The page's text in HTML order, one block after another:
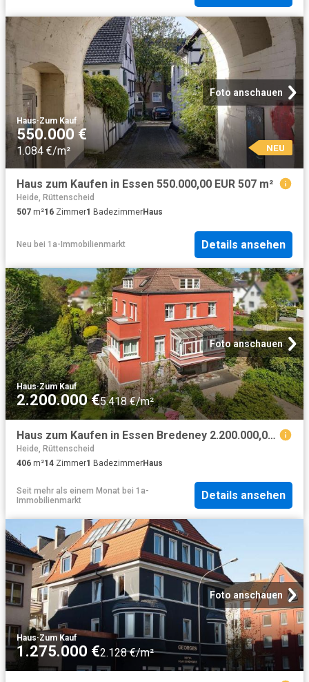
Foto anschauen
Haus·Zum Kauf
550.000 €
1.084 €/m² NEU
Haus zum Kaufen in Essen 550.000,00 EUR 507 m²
Heide, Rüttenscheid
507 m²16 Zimmer1 BadezimmerHaus
Neu bei 1a-Immobilienmarkt Details ansehen
Foto anschauen
Haus·Zum Kauf
2.200.000 €5.418 €/m²
Haus zum Kaufen in Essen Bredeney 2.200.000,00 EUR 406 m²
Heide, Rüttenscheid
406 m²14 Zimmer1 BadezimmerHaus
Seit mehr als einem Monat bei 1a-
Immobilienmarkt
Details ansehen
Foto anschauen
Haus·Zum Kauf
1.275.000 €2.128 €/m²